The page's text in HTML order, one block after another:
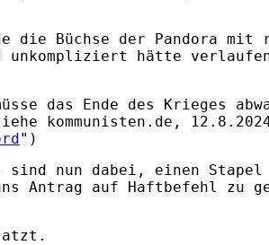
Büchse der Pandora
unkompliziert hätte
das Ende des Krieges
kommunisten.de,
")
nun dabei, einen Stapel
Antrag auf Haftbefehl zu